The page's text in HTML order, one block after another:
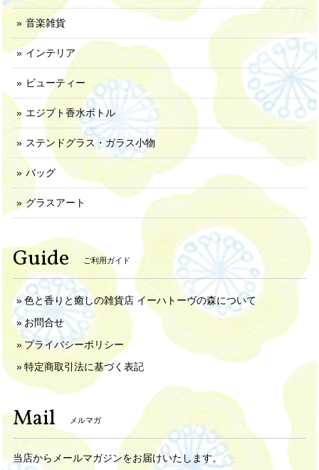
音楽雑貨
インテリア
ビューティー
エジプト香水ボトル
ステンドグラス・ガラス小物
バッグ
グラスアート
Guide ご利用ガイド
色と香りと癒しの雑貨店 イーハトーヴの森について
お問合せ
プライバシーポリシー
特定商取引法に基づく表記
Mail メルマガ
当店からメールマガジンをお届けいたします。